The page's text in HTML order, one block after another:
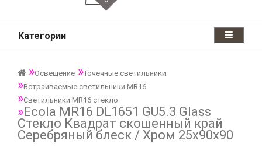
Категории
Освещение
Точечные светильники
Встраиваемые светильники MR16
Светильники MR16 стекло
Ecola MR16 DL1651 GU5.3 Glass
Стекло Квадрат скошенный край
Серебряный блеск / Хром 25x90x90